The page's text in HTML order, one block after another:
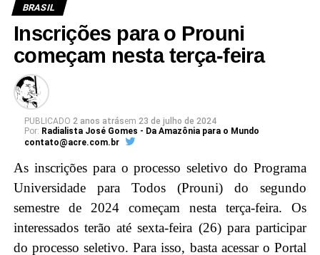
educação e cidadania.
Além disso, Luís Roberto Barroso participará de um
diálogo com magistradas e magistrados acreanos,
promovendo a troca de experiências e
conhecimentos, e fortalecendo os laços entre a mais
alta Corte do país e a magistratura acreana.
maior honraria da Justiça do Acre, a insígnia da
Ordem do Mérito Judiciário, durante a sessão solene
no Pleno, no Tribunal de Justiça do Acre (TJAC).
Instituída pela Resolução nº. 283/2022, essa distinção
BRASIL
Inscrições para o Prouni
começam nesta terça-feira
PUBLICADO 2 anos atrásem 23 de julho de 2024
Por: Radialista José Gomes - Da Amazônia para o Mundo
contato@acre.com.br
As inscrições para o processo seletivo do Programa
Universidade para Todos (Prouni) do segundo
semestre de 2024 começam nesta terça-feira. Os
interessados terão até sexta-feira (26) para participar
do processo seletivo. Para isso, basta acessar o Portal